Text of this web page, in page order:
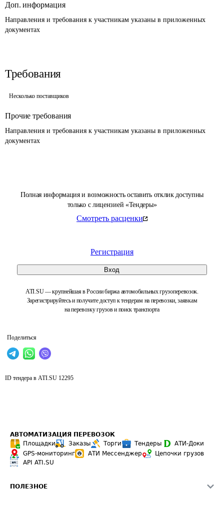
Полная информация и возможность оставить отклик доступны
только с лицензией «Тендеры»
Смотреть расценки
Регистрация
Вход
ATI.SU — крупнейшая в России биржа автомобильных грузоперевозок.
Зарегистрируйтесь и получите доступ к тендерам на перевозки, заявкам
на перевозку грузов и поиск транспорта
Поделиться
Доп. информация
Направления и требования к участникам указаны в приложенных
документах
Требования
Несколько поставщиков
Прочие требования
Направления и требования к участникам указаны в приложенных
документах
ID тендера в ATI.SU 12295
АВТОМАТИЗАЦИЯ ПЕРЕВОЗОК
Площадки
Заказы Торги Тендеры
АТИ-Доки
GPS-мониторинг
АТИ Мессенджер
Цепочки грузов
API ATI.SU
ПОЛЕЗНОЕ